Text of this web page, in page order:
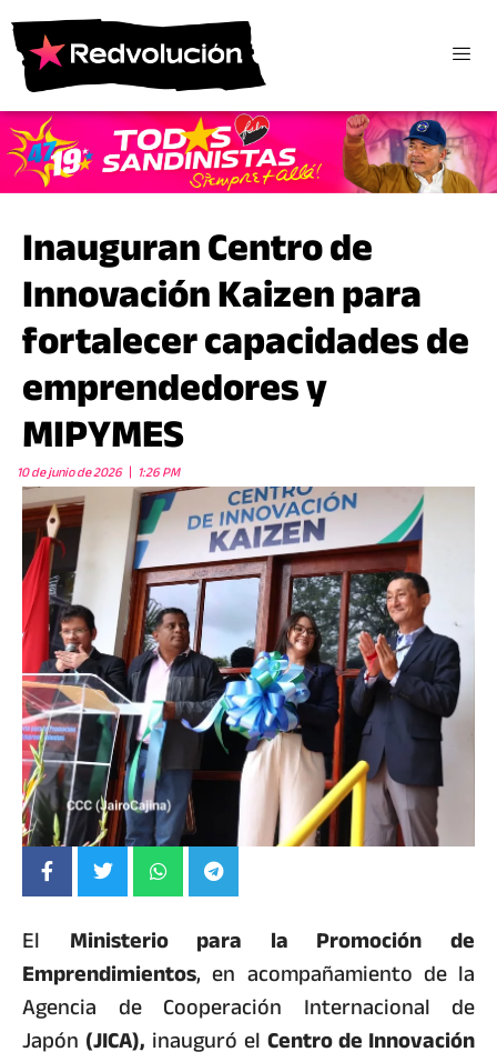
Inauguran Centro de
Innovación Kaizen para
fortalecer capacidades de
emprendedores y
MIPYMES
10 de junio de 2026 1:26 PM
El Ministerio para la Promoción de
Emprendimientos, en acompañamiento de la
Agencia de Cooperación Internacional de
Japón (JICA), inauguró elCentro de Innovación